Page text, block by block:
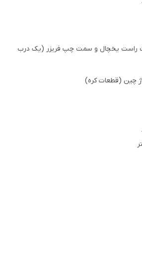
درب ، سمت راست یخچال و سمت چپ فریزر (یک درب
چین (قطعات کره)